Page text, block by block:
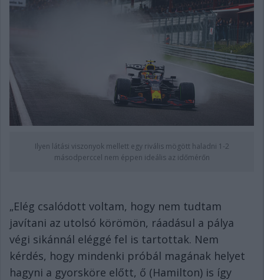
Ilyen látási viszonyok mellett egy rivális mögött haladni 1-2
másodperccel nem éppen ideális az időmérőn
„Elég csalódott voltam, hogy nem tudtam
javítani az utolsó körömön, ráadásul a pálya
végi sikánnál eléggé fel is tartottak. Nem
kérdés, hogy mindenki próbál magának helyet
hagyni a gyorsköre előtt, ő (Hamilton) is így